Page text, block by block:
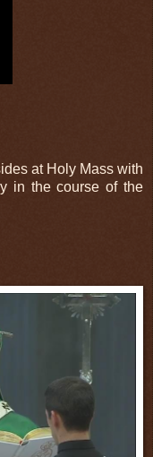
at Holy Mass with
in the course of the